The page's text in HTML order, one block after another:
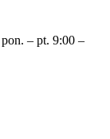
– pt. 9:00 –